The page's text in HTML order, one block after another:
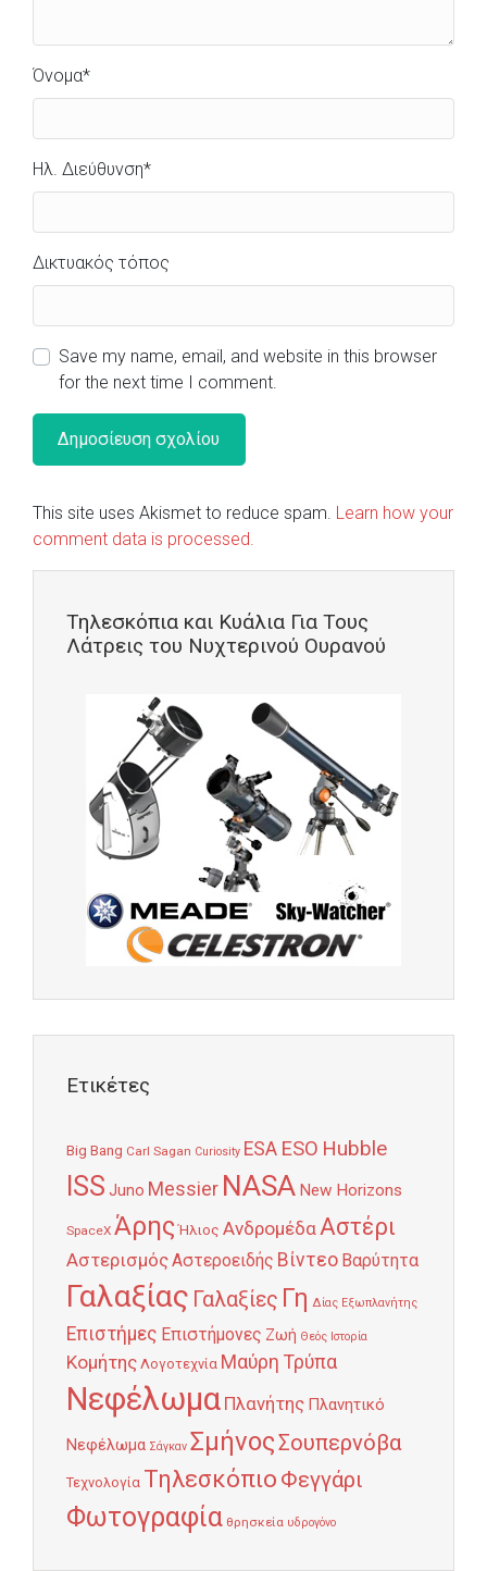
Όνομα*
Ηλ. Διεύθυνση*
Δικτυακός τόπος
Save my name, email, and website in this browser
for the next time I comment.
This site uses Akismet to reduce spam. Learn how your
comment data is processed.
Τηλεσκόπια και Κυάλια Για Τους
Λάτρεις του Νυχτερινού Ουρανού
Ετικέτες
Big Bang Carl Sagan Curiosity ESA ESO Hubble
ISS Juno Messier NASA New Horizons
SpaceX Άρης Ήλιος ΑνδρομέδαΑστέρι
ΑστερισμόςΑστεροειδής Βίντεο Βαρύτητα
Γαλαξίας Γαλαξίες Γη Δίας Εξωπλανήτης
Επιστήμες Επιστήμονες Ζωή Θεός Ιστορία
Κομήτης Λογοτεχνία Μαύρη Τρύπα
Νεφέλωμα Πλανήτης Πλανητικό
Νεφέλωμα Σάγκαν ΣμήνοςΣουπερνόβα
Τεχνολογία Τηλεσκόπιο Φεγγάρι
Φωτογραφία θρησκεία υδρογόνο